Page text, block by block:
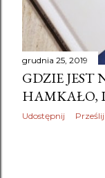
grudnia 25, 2019
GDZIE JEST
HAMKAŁO,
Udostępnij